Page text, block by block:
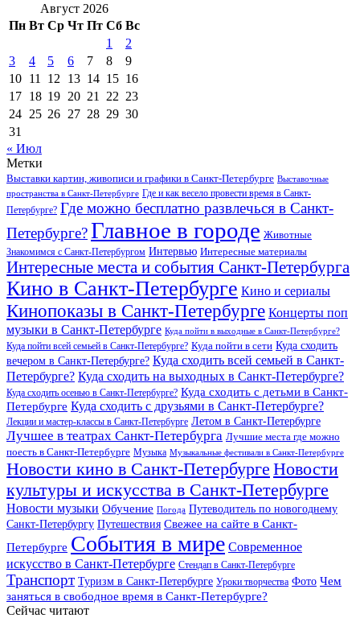
Август 2026
Пн Вт Ср Чт Пт Сб Вс
1
2
3
4 5 6 7 8
9
10 11 12 13 14 15 16
17 18 19 20 21 22 23
24 25 26 27 28 29 30
31
« Июл
Метки
Выставки картин, живописи и графики в Санкт-Петербурге Выставочные
пространства в Санкт-Петербурге Где и как весело провести время в Санкт-
Петербурге? Где можно бесплатно развлечься в Санкт-
Петербурге?Главное в городе Животные
Знакомимся с Санкт-Петербургом Интервью Интересные материалы
Интересные места и события Санкт-Петербурга
Кино в Санкт-Петербурге Кино и сериалы
Кинопоказы в Санкт-Петербурге Концерты поп
музыки в Санкт-Петербурге Куда пойти в выходные в Санкт-Петербурге?
Куда пойти всей семьей в Санкт-Петербурге? Куда пойти в сети Куда сходить
вечером в Санкт-Петербурге? Куда сходить всей семьей в Санкт-
Петербурге? Куда сходить на выходных в Санкт-Петербурге?
Куда сходить осенью в Санкт-Петербурге? Куда сходить с детьми в Санкт-
Петербурге Куда сходить с друзьями в Санкт-Петербурге?
Лекции и мастер-классы в Санкт-Петербурге Летом в Санкт-Петербурге
Лучшее в театрах Санкт-Петербурга Лучшие места где можно
поесть в Санкт-Петербурге Музыка Музыкальные фестивали в Санкт-Петербурге
Новости кино в Санкт-Петербурге Новости
культуры и искусства в Санкт-Петербурге
Новости музыки Обучение Погода Путеводитель по новогоднему
Санкт-Петербургу Путешествия Свежее на сайте в Санкт-
Петербурге События в мире Современное
искусство в Санкт-Петербурге Стендап в Санкт-Петербурге
Транспорт Туризм в Санкт-Петербурге Уроки творчества Фото Чем
заняться в свободное время в Санкт-Петербурге?
Сейчас читают